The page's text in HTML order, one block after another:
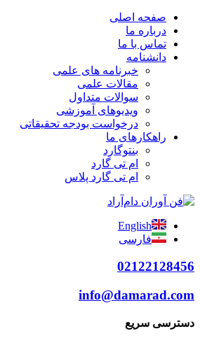
صفحه اصلی
درباره ما
تماس با ما
دانشنامه
خبرنامه های علمی
مقالات علمی
سوالات متداول
ویدیوهای آموزشی
درخواست بودجه تحقیقاتی
راهکارهای ما
بنتوگارد
ام تی گارد
ام تی گارد پلاس
English
فارسی
02122128456
info@damarad.com
دسترسی سریع